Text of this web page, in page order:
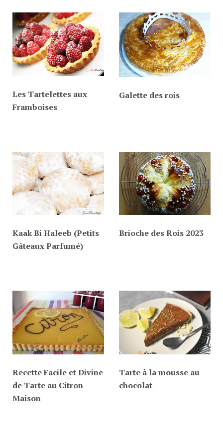
Les Tartelettes aux
Framboises
Galette des rois
Kaak Bi Haleeb (Petits
Gâteaux Parfumé)
Brioche des Rois 2023
Recette Facile et Divine
de Tarte au Citron
Maison
Tarte à la mousse au
chocolat